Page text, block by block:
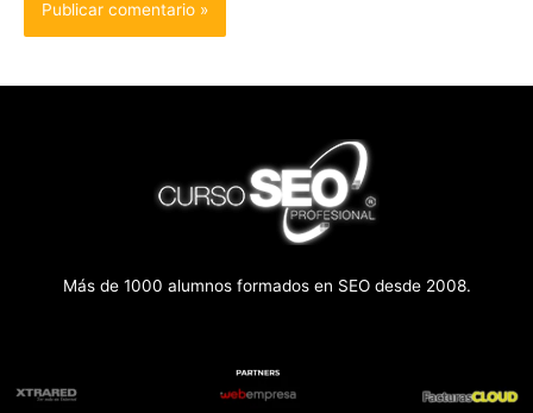
Más de 1000 alumnos formados en SEO desde 2008.